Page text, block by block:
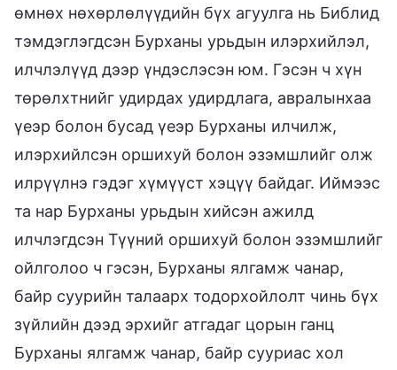
өмнөх нөхөрлөлүүдийн бүх агуулга нь Библид
тэмдэглэгдсэн Бурханы урьдын илэрхийлэл,
илчлэлүүд дээр үндэслэсэн юм. Гэсэн ч хүн
төрөлхтнийг удирдах удирдлага, авралынхаа
үеэр болон бусад үеэр Бурханы илчилж,
илэрхийлсэн оршихуй болон эзэмшлийг олж
илрүүлнэ гэдэг хүмүүст хэцүү байдаг. Иймээс
та нар Бурханы урьдын хийсэн ажилд
илчлэгдсэн Түүний оршихуй болон эзэмшлийг
ойлголоо ч гэсэн, Бурханы ялгамж чанар,
байр суурийн талаарх тодорхойлолт чинь бүх
зүйлийн дээд эрхийг атгадаг цорын ганц
Бурханы ялгамж чанар, байр сууриас хол